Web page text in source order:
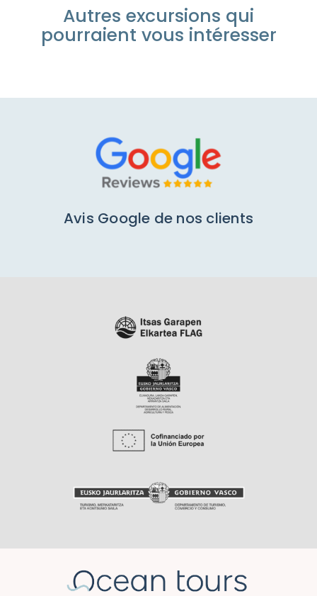
Autres excursions qui
pourraient vous intéresser
Avis Google de nos clients